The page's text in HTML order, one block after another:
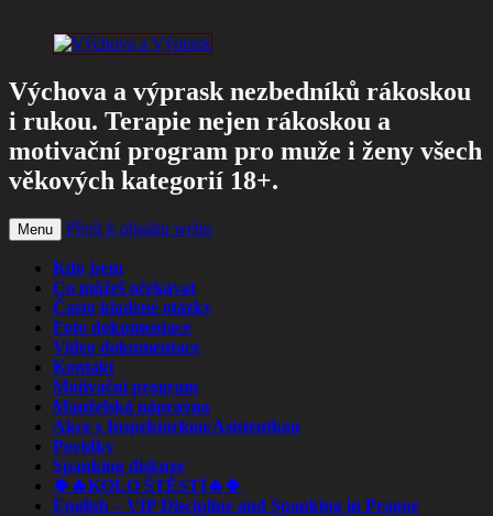
Výchova a výprask nezbedníků rákoskou
i rukou. Terapie nejen rákoskou a
motivační program pro muže i ženy všech
věkových kategorií 18+.
Menu Přejít k obsahu webu
Kdo jsem
Co můžeš očekávat
Často kladené otázky
Foto dokumentace
Video dokumentace
Kontakt
Motivační program
Manželská nápravna
Akce s Inspektorkou/Asistentkou
Povídky
Spanking diskuze
🍀🔥KOLO ŠTĚSTÍ🔥🍀
English – VIP Discipline and Spanking in Prague